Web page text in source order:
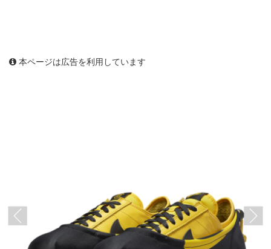
本ページは広告を利用しています